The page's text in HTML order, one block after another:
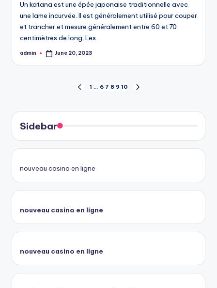
Un katana est une épée japonaise traditionnelle avec
une lame incurvée. Il est généralement utilisé pour couper
et trancher et mesure généralement entre 60 et 70
centimètres de long. Les…
Posted
admin June 20, 2023
pagination
PREVIOUS
1 … 6 7 8 9 10
Sidebar
nouveau casino en ligne
nouveau casino en ligne
nouveau casino en ligne